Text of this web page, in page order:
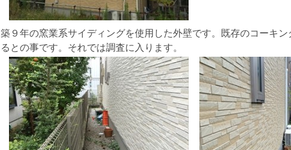
築９年の窯業系サイディングを使用した外壁です。既存のコーキ
るとの事です。それでは調査に入ります。